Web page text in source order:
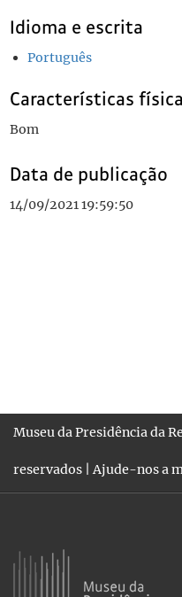
Idioma e escrita
Português
Características
Bom
Data de publicação
14/09/2021 19:59:50
Museu da Presidência da
reservados |Ajude-nos a